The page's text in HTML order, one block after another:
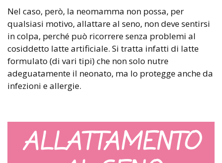
Nel caso, però, la neomamma non possa, per
qualsiasi motivo, allattare al seno, non deve sentirsi
in colpa, perché può ricorrere senza problemi al
cosiddetto latte artificiale. Si tratta infatti di latte
formulato (di vari tipi) che non solo nutre
adeguatamente il neonato, ma lo protegge anche da
infezioni e allergie.
ALLATTAMENTO